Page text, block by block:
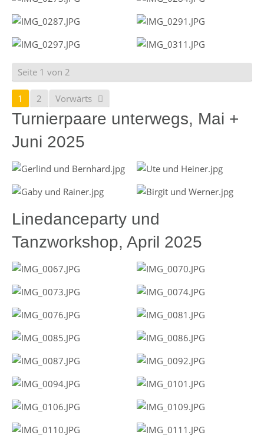
Seite 1 von 2
1 2 Vorwärts
Turnierpaare unterwegs, Mai +
Juni 2025
Linedanceparty und
Tanzworkshop, April 2025